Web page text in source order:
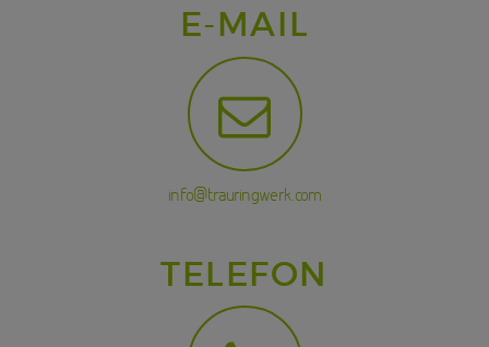
E-MAIL
info@trauringwerk.com
TELEFON